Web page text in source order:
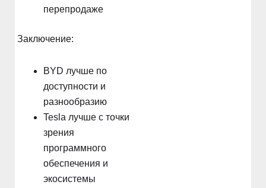
перепродаже
Заключение:
BYD лучше по
доступности и
разнообразию
Tesla лучше с точки
зрения
программного
обеспечения и
экосистемы